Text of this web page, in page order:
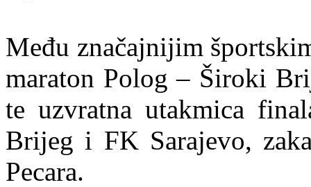
Među značajnijim
maraton Polog – Široki
te uzvratna utakmica
Brijeg i FK Sarajevo,
Pecara.